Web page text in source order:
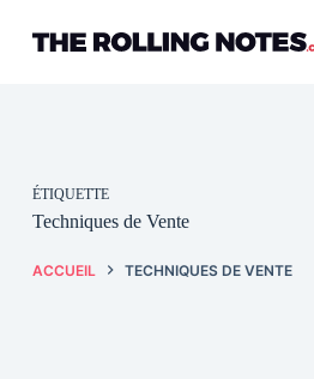
contenu
ÉTIQUETTE
Techniques de Vente
ACCUEIL TECHNIQUES DE VENTE